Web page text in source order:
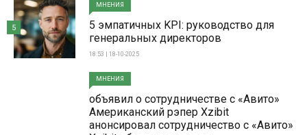
МНЕНИЯ
5 эмпатичных KPI: руководство для
генеральных директоров
18:53 | 18-10-2025
5
МНЕНИЯ
объявил о сотрудничестве с «Авито»
Американский рэпер Xzibit
анонсировал сотрудничество с «Авито»